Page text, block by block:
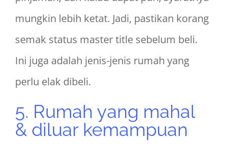
mungkin lebih ketat. Jadi, pastikan korang
semak status master title sebelum beli.
Ini juga adalah jenis-jenis rumah yang
perlu elak dibeli.
5. Rumah yang mahal
& diluar kemampuan